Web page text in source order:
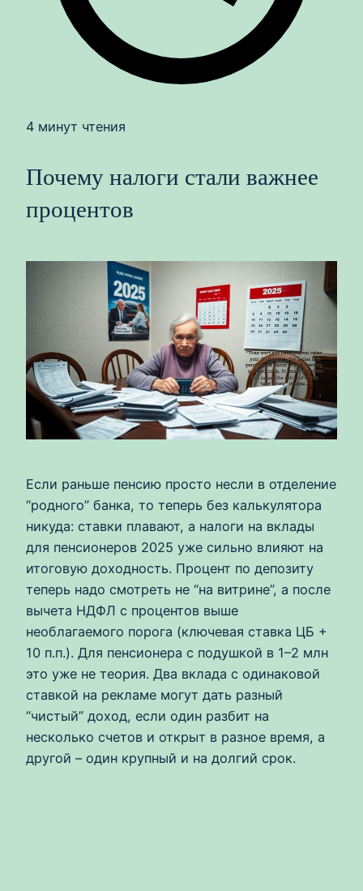
4 минут чтения
Почему налоги стали важнее
процентов
Если раньше пенсию просто несли в отделение
“родного” банка, то теперь без калькулятора
никуда: ставки плавают, а налоги на вклады
для пенсионеров 2025 уже сильно влияют на
итоговую доходность. Процент по депозиту
теперь надо смотреть не “на витрине”, а после
вычета НДФЛ с процентов выше
необлагаемого порога (ключевая ставка ЦБ +
10 п.п.). Для пенсионера с подушкой в 1–2 млн
это уже не теория. Два вклада с одинаковой
ставкой на рекламе могут дать разный
“чистый” доход, если один разбит на
несколько счетов и открыт в разное время, а
другой – один крупный и на долгий срок.